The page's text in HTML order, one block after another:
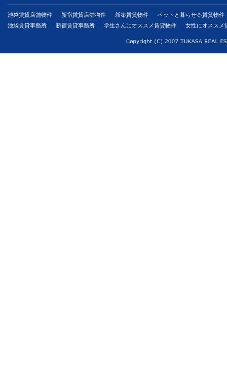
池袋賃貸店舗物件 新宿賃貸店舗物件 新築賃貸物件
ペットと暮らせる賃貸物件
池袋賃貸事務所
新宿賃貸事務所 学生さんにオススメ賃貸物件 女性にオススメ